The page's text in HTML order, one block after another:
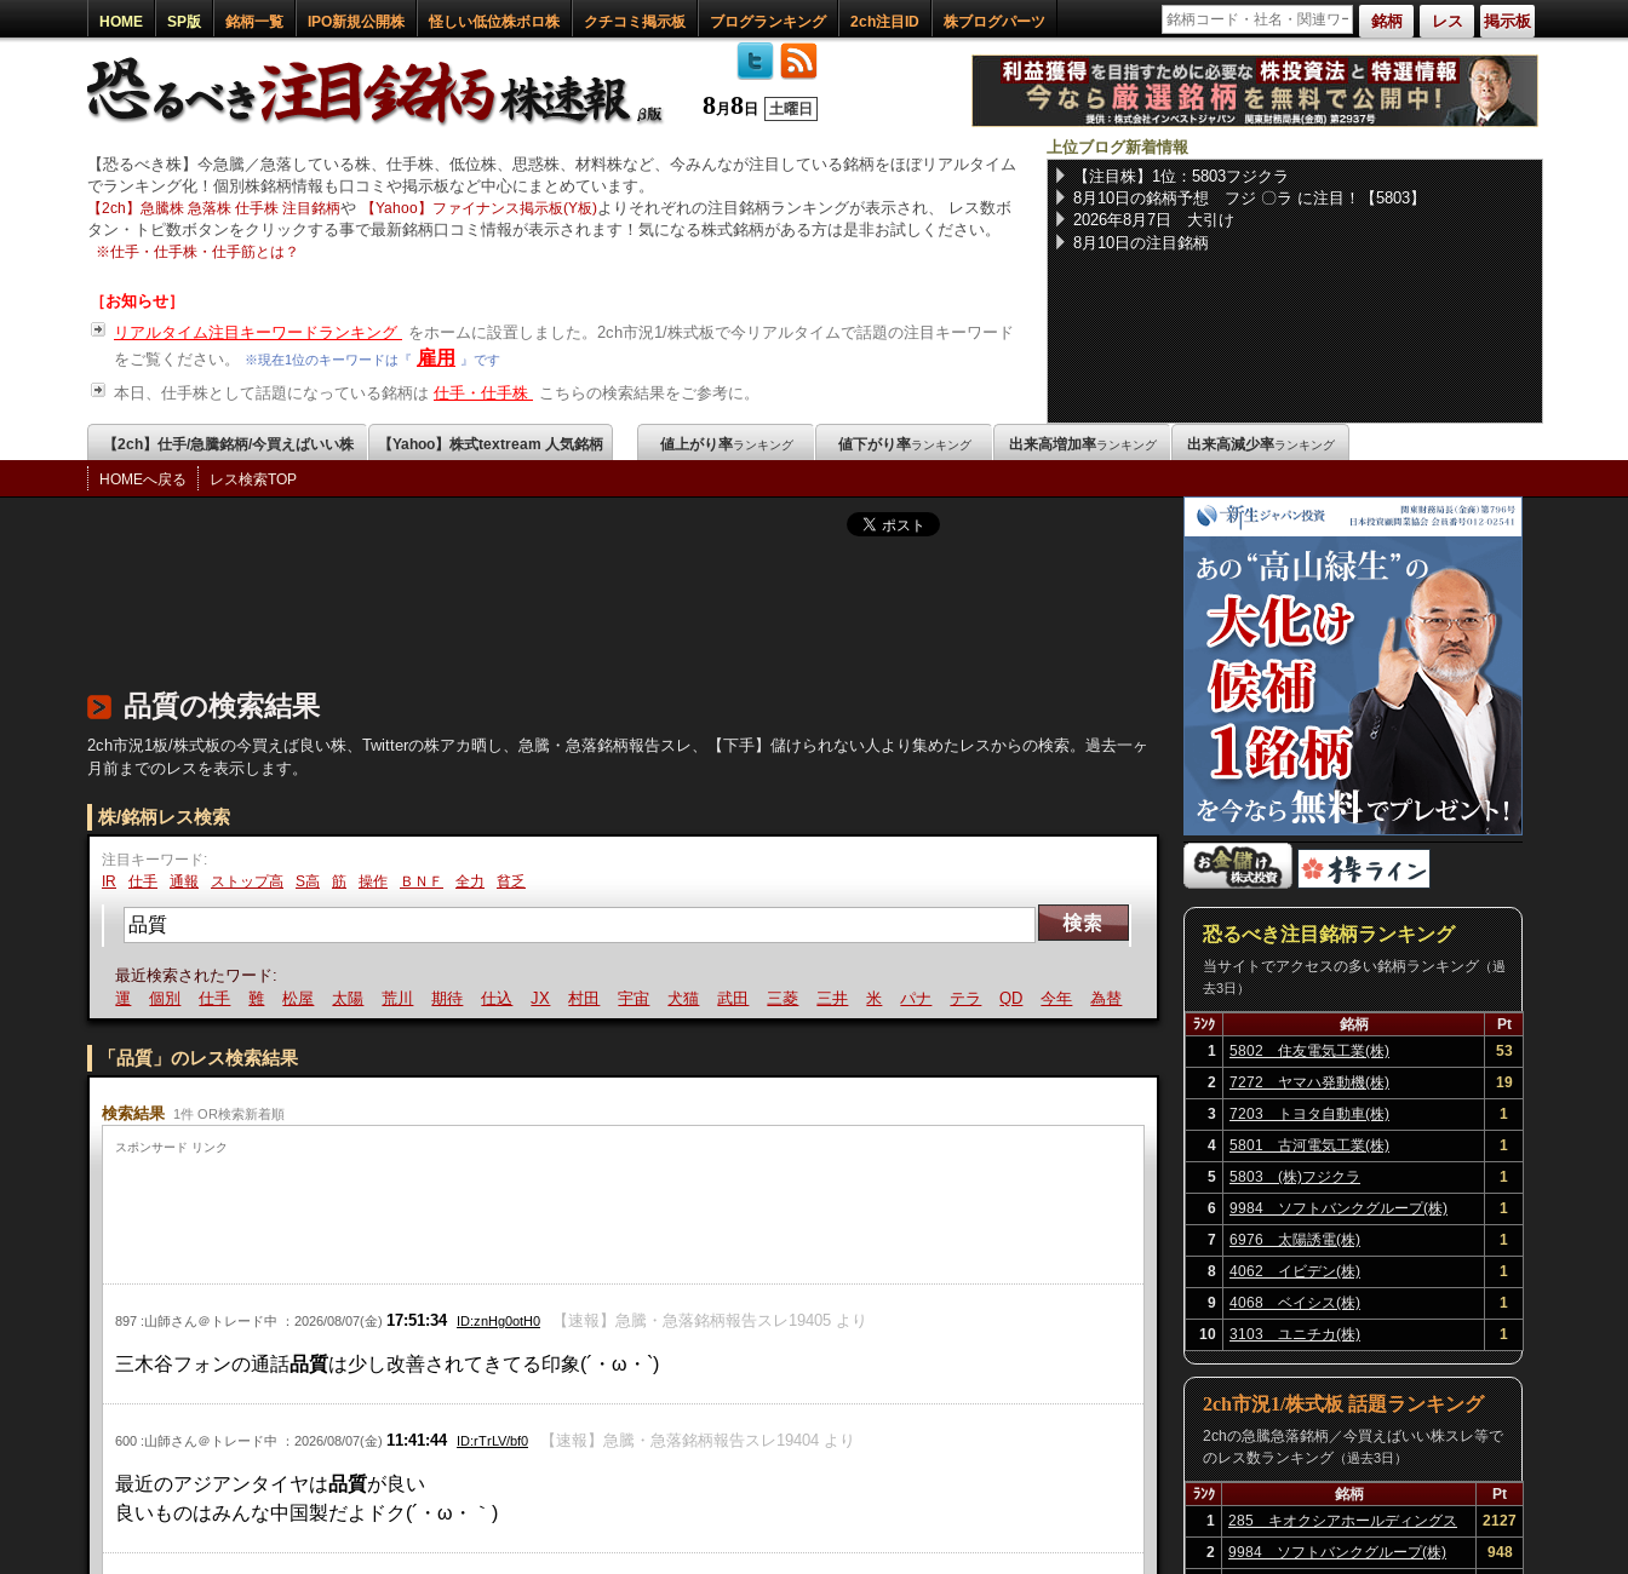
HOME SP版 銘柄一覧 IPO新規公開株 怪しい低位株ボロ株 クチコミ掲示板 ブログランキング 2ch注目ID 株ブログパーツ 銘柄 レス 掲示板
8月 8 日 土曜日
【恐るべき株】今急騰／急落している株、仕手株、低位株、思惑株、材料株など、今みんなが注目している銘柄をほぼリアルタイム
でランキング化！個別株銘柄情報も口コミや掲示板など中心にまとめています。
【2ch】急騰株 急落株 仕手株 注目銘柄や 【Yahoo】ファイナンス掲示板(Y板)よりそれぞれの注目銘柄ランキングが表示され、 レス数ボ
タン・トピ数ボタンをクリックする事で最新銘柄口コミ情報が表示されます！気になる株式銘柄がある方は是非お試しください。
※仕手・仕手株・仕手筋とは？
［お知らせ］
リアルタイム注目キーワードランキング
をホームに設置しました。2ch市況1/株式板で今リアルタイムで話題の注目キーワード
をご覧ください。
※現在1位のキーワードは『 雇用 』です
本日、仕手株として話題になっている銘柄は 仕手・仕手株 こちらの検索結果をご参考に。
上位ブログ新着情報
【注目株】1位：5803フジクラ
8月10日の銘柄予想 フジ 〇ラ に注目！【5803】
2026年8月7日 大引け
8月10日の注目銘柄
【2ch】仕手/急騰銘柄/今買えばいい株 【Yahoo】株式textream 人気銘柄 値上がり率ランキング 値下がり率ランキング 出来高増加率ランキング 出来高減少率ランキング
HOMEへ戻る レス検索TOP
品質の検索結果
2ch市況1板/株式板の今買えば良い株、Twitterの株アカ晒し、急騰・急落銘柄報告スレ、【下手】儲けられない人より集めたレスからの検索。過去一ヶ
月前までのレスを表示します。
株/銘柄レス検索
注目キーワード:
IR
仕手 通報 ストップ高 S高 筋 操作 ＢＮＦ 全力 貧乏
最近検索されたワード:
個別 仕手 松屋 太陽 荒川 期待 仕込 JX 村田 宇宙 犬猫 武田 三菱 三井 パナ テラ QD 今年 為替
「品質」のレス検索結果
検索結果 1件 OR検索新着順
スポンサード リンク
897 :山師さん＠トレード中 ：2026/08/07(金) 17:51:34 ID:znHg0otH0 【速報】急騰・急落銘柄報告スレ19405 より
三木谷フォンの通話品質は少し改善されてきてる印象(´・ω・`)
600 :山師さん＠トレード中 ：2026/08/07(金) 11:41:44 ID:rTrLV/bf0 【速報】急騰・急落銘柄報告スレ19404 より
最近のアジアンタイヤは品質が良い
良いものはみんな中国製だよドク(´・ω・｀)
恐るべき注目銘柄ランキング
当サイトでアクセスの多い銘柄ランキング（過
去3日）
ﾗﾝｸ 銘柄
Pt
1
5802 住友電気工業(株)
53
2
7272 ヤマハ発動機(株)
19
3
7203 トヨタ自動車(株)
1
4
5801 古河電気工業(株)
1
5
5803 (株)フジクラ
1
6
9984 ソフトバンクグループ(株)
1
7
6976 太陽誘電(株)
1
8
4062 イビデン(株)
1
9
4068 ベイシス(株)
1
10
3103 ユニチカ(株) 1
2ch市況1/株式板 話題ランキング
2chの急騰急落銘柄／今買えばいい株スレ等で
のレス数ランキング（過去3日）
ﾗﾝｸ 銘柄
Pt
1
285 キオクシアホールディングス
(株)
2127
2
9984 ソフトバンクグループ(株)
948